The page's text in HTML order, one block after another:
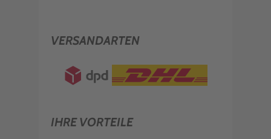
VERSANDARTEN
IHRE VORTEILE